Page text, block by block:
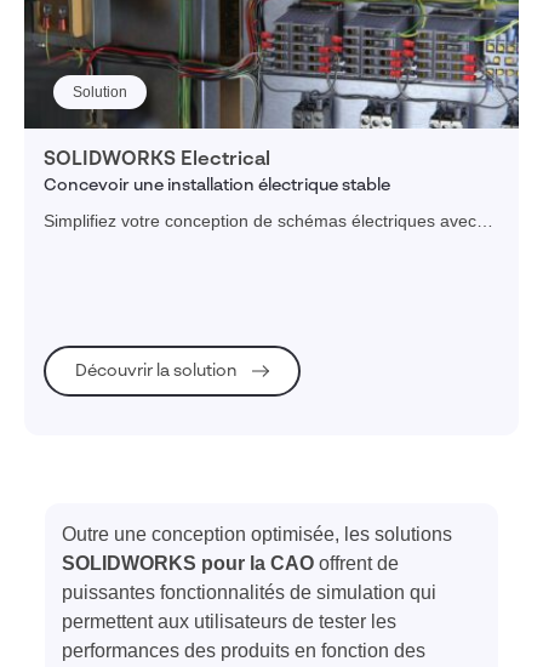
Solution
SOLIDWORKS Electrical
Concevoir une installation électrique stable
Simplifiez votre conception de schémas électriques avec
Découvrir la solution
Outre une conception optimisée, les solutions
SOLIDWORKS pour la CAO offrent de
puissantes fonctionnalités de simulation qui
permettent aux utilisateurs de tester les
performances des produits en fonction des